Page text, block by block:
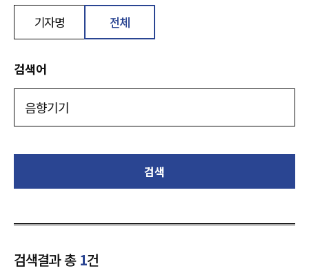
기자명 전체
검색어
검색
검색결과 총 1건